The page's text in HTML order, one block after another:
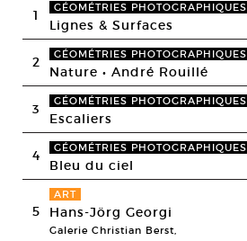
1 GÉOMÉTRIES PHOTOGRAPHIQUES
Lignes & Surfaces
2 GÉOMÉTRIES PHOTOGRAPHIQUES
Nature • André Rouillé
3 GÉOMÉTRIES PHOTOGRAPHIQUES
Escaliers
4 GÉOMÉTRIES PHOTOGRAPHIQUES
Bleu du ciel
5
ART
Hans-Jörg Georgi
Galerie Christian Berst,